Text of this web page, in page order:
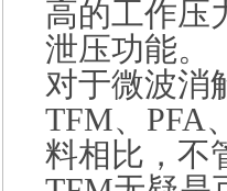
高的工作压
泄压功能。
对于微波消
TFM、PFA
料相比，不